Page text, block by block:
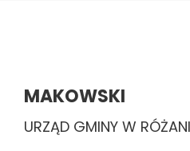
MAKOWSKI
URZĄD GMINY W